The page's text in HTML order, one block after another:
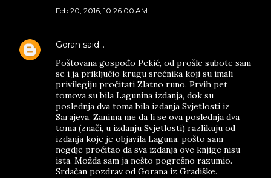
Feb 20, 2016, 10:26:00 AM
Goran said…
Poštovana gospođo Pekić, od prošle subote sam
se i ja priključio krugu srećnika koji su imali
privilegiju pročitati Zlatno runo. Prvih pet
tomova su bila Lagunina izdanja, dok su
poslednja dva toma bila izdanja Svjetlosti iz
Sarajeva. Zanima me da li se ova poslednja dva
toma (znači, u izdanju Svjetlosti) razlikuju od
izdanja koje je objavila Laguna, pošto sam
negdje pročitao da sva izdanja ove knjige nisu
ista. Možda sam ja nešto pogrešno razumio.
Srdačan pozdrav od Gorana iz Gradiške.